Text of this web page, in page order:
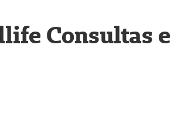
Consultas